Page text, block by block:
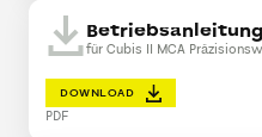
Betriebsanleitung
für Cubis II MCA
DOWNLOAD
PDF